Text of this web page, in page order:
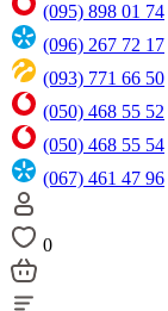
(095) 898 01 74
(096) 267 72 17
(093) 771 66 50
(050) 468 55 52
(050) 468 55 54
(067) 461 47 96
0